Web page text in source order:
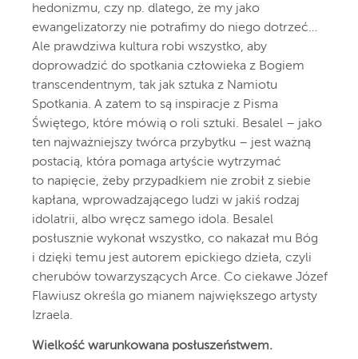
hedonizmu, czy np. dlatego, że my jako
ewangelizatorzy nie potrafimy do niego dotrzeć…
Ale prawdziwa kultura robi wszystko, aby
doprowadzić do spotkania człowieka z Bogiem
transcendentnym, tak jak sztuka z Namiotu
Spotkania. A zatem to są inspiracje z Pisma
Świętego, które mówią o roli sztuki. Besalel – jako
ten najważniejszy twórca przybytku – jest ważną
postacią, która pomaga artyście wytrzymać
to napięcie, żeby przypadkiem nie zrobił z siebie
kapłana, wprowadzającego ludzi w jakiś rodzaj
idolatrii, albo wręcz samego idola. Besalel
posłusznie wykonał wszystko, co nakazał mu Bóg
i dzięki temu jest autorem epickiego dzieła, czyli
cherubów towarzyszących Arce. Co ciekawe Józef
Flawiusz określa go mianem największego artysty
Izraela.
Wielkość warunkowana posłuszeństwem.